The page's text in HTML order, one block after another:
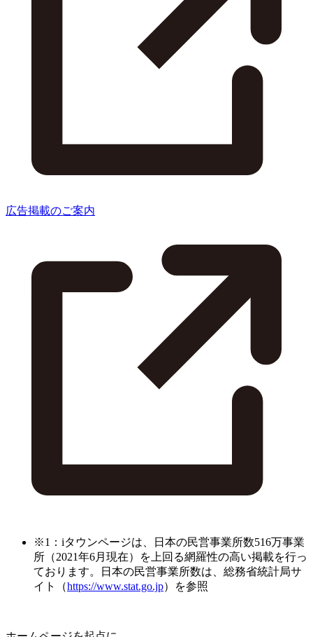
広告掲載のご案内
※1：iタウンページは、日本の民営事業所数516万事業
所（2021年6月現在）を上回る網羅性の高い掲載を行っ
ております。日本の民営事業所数は、総務省統計局サ
イト（https://www.stat.go.jp）を参照